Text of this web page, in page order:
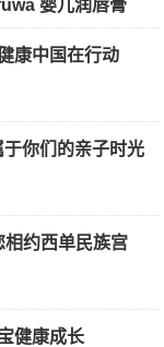
婴儿润唇膏
康中国在行动
你们的亲子时光
相约西单民族宫
健康成长